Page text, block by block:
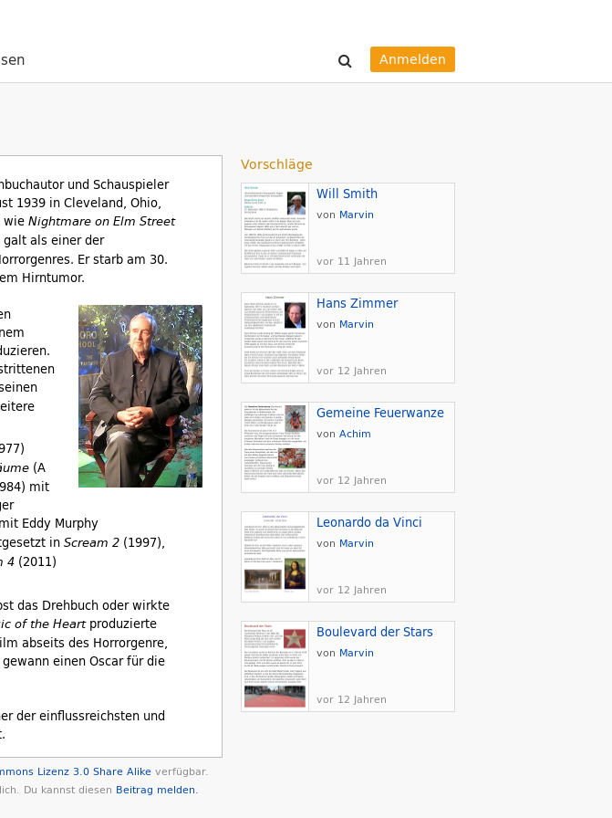
Anmelden
und Schauspieler
1939 in Cleveland, Ohio,
wie Nightmare on Elm Street
als einer der
Er starb am 30.
Hirntumor.
(A
mit
Eddy Murphy
in Scream 2 (1997),
4 (2011)
das Drehbuch oder wirkte
of the Heartproduzierte
abseits des Horrorgenre,
einen Oscar für die
der einflussreichsten und
Lizenz 3.0 Share Alike verfügbar.
Du kannst diesen Beitrag melden.
Vorschläge
Will Smith
von Marvin
vor 11 Jahren
Hans Zimmer
von Marvin
vor 12 Jahren
Gemeine Feuerwanze
von Achim
vor 12 Jahren
Leonardo da Vinci
von Marvin
vor 12 Jahren
Boulevard der Stars
von Marvin
vor 12 Jahren